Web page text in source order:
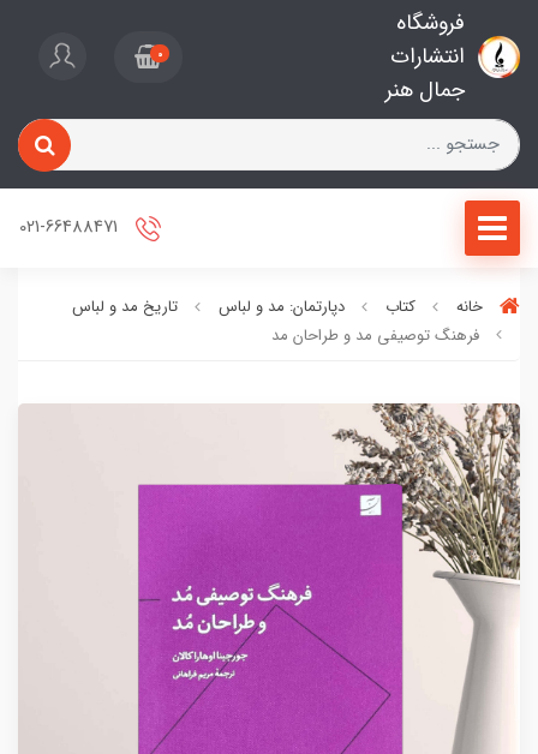
فروشگاه
انتشارات
جمال هنر
0
خانه کتاب دپارتمان: مد و لباس
تاریخ مد و لباس
فرهنگ توصیفی مد و طراحان مد